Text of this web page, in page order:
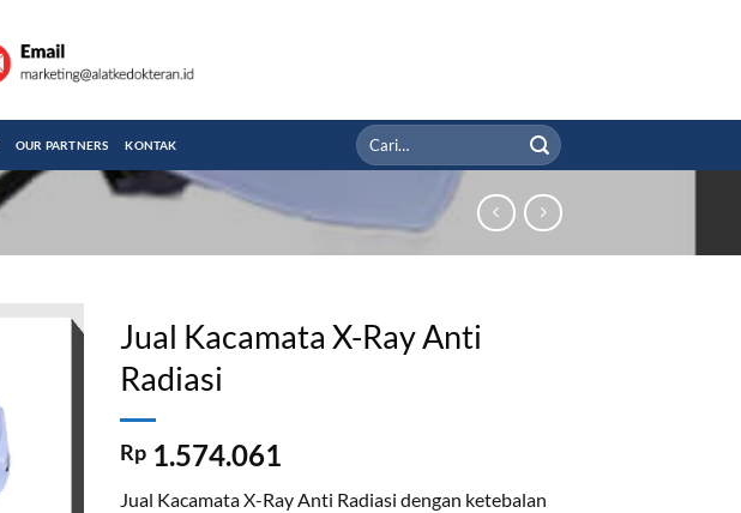
OUR PARTNERS KONTAK
Pencarian
untuk:
Jual Kacamata X-Ray Anti
Radiasi
Rp 1.574.061
Jual Kacamata X-Ray Anti Radiasi dengan ketebalan